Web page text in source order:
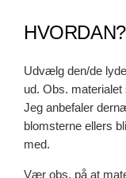
HVORDAN?
Udvælg den/de
ud. Obs. materialet
Jeg anbefaler
blomsterne ellers
med.
Vær obs. på at